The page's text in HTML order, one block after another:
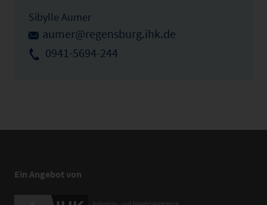
Sibylle Aumer
aumer@regensburg.ihk.de
0941-5694-244
Ein Angebot von